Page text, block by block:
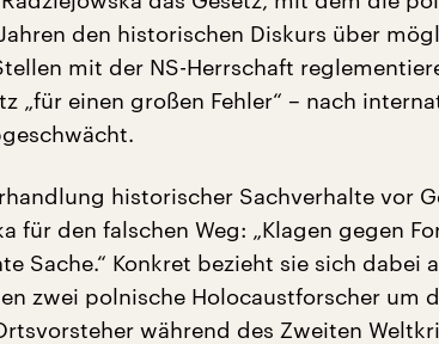
den historischen Diskurs über
mit der NS-Herrschaft
„für einen großen Fehler“ – nach
historischer Sachverhalte vor
für den falschen Weg: „Klagen gegen
Sache.“ Konkret bezieht sie sich dabei
zwei polnische Holocaustforscher um
während des Zweiten